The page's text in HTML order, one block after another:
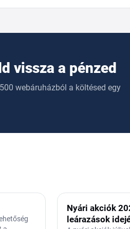
vissza a pénzed
webáruházból a költésed egy
Nyári akciók
leárazások